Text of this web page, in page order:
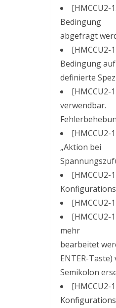
[HMCCU2-
Bedingung
abgefragt
[HMCCU2-
Bedingung auf
definierte
[HMCCU2-
verwendbar.
[HMCCU2-
„Aktion bei
[HMCCU2-
[HMCCU2-
[HMCCU2-
mehr
bearbeitet
ENTER-
Semikolon
[HMCCU2-